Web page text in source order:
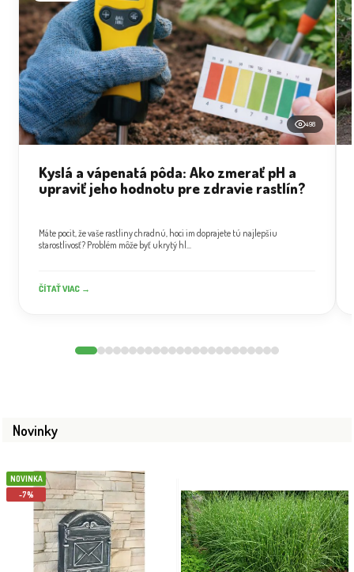
498
Kyslá a vápenatá pôda: Ako zmerať pH a
upraviť jeho hodnotu pre zdravie rastlín?
Máte pocit, že vaše rastliny chradnú, hoci im doprajete tú najlepšiu
starostlivosť? Problém môže byť ukrytý hl...
ČÍTAŤ VIAC →
Novinky
NOVINKA
-7%